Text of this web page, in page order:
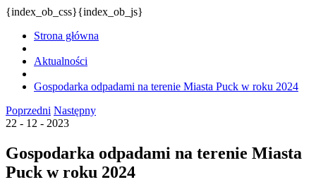
{index_ob_css}{index_ob_js}
Strona główna
Aktualności
Gospodarka odpadami na terenie Miasta Puck w roku 2024
Poprzedni Następny
22 - 12 - 2023
Gospodarka odpadami na terenie Miasta
Puck w roku 2024